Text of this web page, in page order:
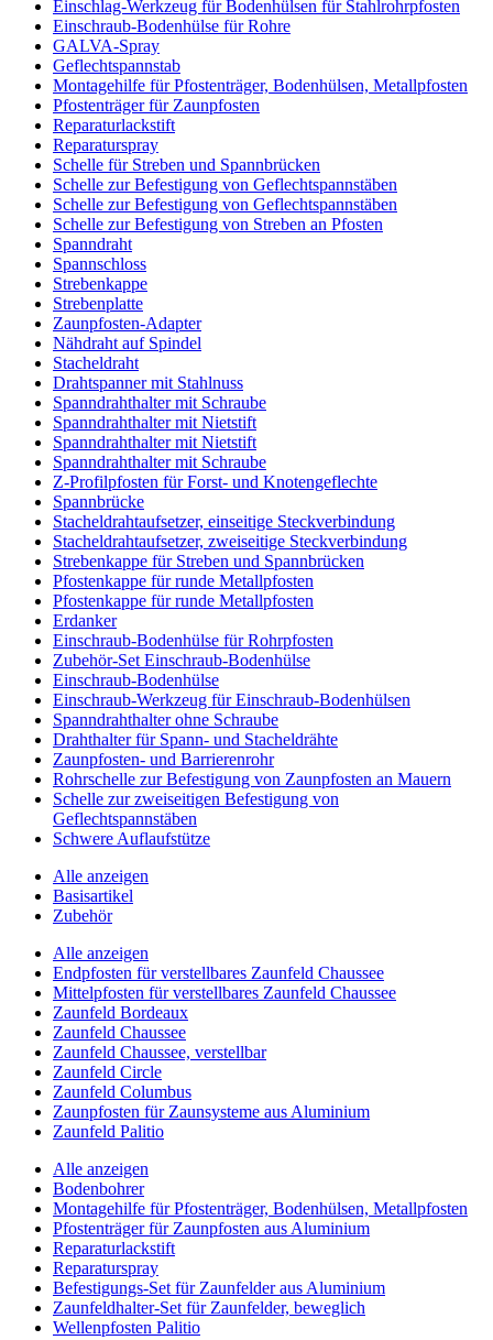
Einschlag-Werkzeug für Bodenhülsen für Stahlrohrpfosten
Einschraub-Bodenhülse für Rohre
GALVA-Spray
Geflechtspannstab
Montagehilfe für Pfostenträger, Bodenhülsen, Metallpfosten
Pfostenträger für Zaunpfosten
Reparaturlackstift
Reparaturspray
Schelle für Streben und Spannbrücken
Schelle zur Befestigung von Geflechtspannstäben
Schelle zur Befestigung von Geflechtspannstäben
Schelle zur Befestigung von Streben an Pfosten
Spanndraht
Spannschloss
Strebenkappe
Strebenplatte
Zaunpfosten-Adapter
Nähdraht auf Spindel
Stacheldraht
Drahtspanner mit Stahlnuss
Spanndrahthalter mit Schraube
Spanndrahthalter mit Nietstift
Spanndrahthalter mit Nietstift
Spanndrahthalter mit Schraube
Z-Profilpfosten für Forst- und Knotengeflechte
Spannbrücke
Stacheldrahtaufsetzer, einseitige Steckverbindung
Stacheldrahtaufsetzer, zweiseitige Steckverbindung
Strebenkappe für Streben und Spannbrücken
Pfostenkappe für runde Metallpfosten
Pfostenkappe für runde Metallpfosten
Erdanker
Einschraub-Bodenhülse für Rohrpfosten
Zubehör-Set Einschraub-Bodenhülse
Einschraub-Bodenhülse
Einschraub-Werkzeug für Einschraub-Bodenhülsen
Spanndrahthalter ohne Schraube
Drahthalter für Spann- und Stacheldrähte
Zaunpfosten- und Barrierenrohr
Rohrschelle zur Befestigung von Zaunpfosten an Mauern
Schelle zur zweiseitigen Befestigung von
Geflechtspannstäben
Schwere Auflaufstütze
Alle anzeigen
Basisartikel
Zubehör
Alle anzeigen
Endpfosten für verstellbares Zaunfeld Chaussee
Mittelpfosten für verstellbares Zaunfeld Chaussee
Zaunfeld Bordeaux
Zaunfeld Chaussee
Zaunfeld Chaussee, verstellbar
Zaunfeld Circle
Zaunfeld Columbus
Zaunpfosten für Zaunsysteme aus Aluminium
Zaunfeld Palitio
Alle anzeigen
Bodenbohrer
Montagehilfe für Pfostenträger, Bodenhülsen, Metallpfosten
Pfostenträger für Zaunpfosten aus Aluminium
Reparaturlackstift
Reparaturspray
Befestigungs-Set für Zaunfelder aus Aluminium
Zaunfeldhalter-Set für Zaunfelder, beweglich
Wellenpfosten Palitio